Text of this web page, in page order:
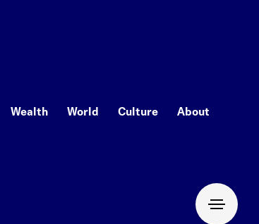
Wealth World Culture About